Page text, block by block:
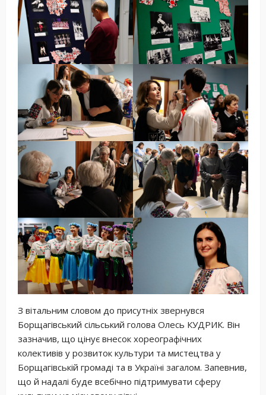
З вітальним словом до присутніх звернувся
Борщагівський сільський голова Олесь КУДРИК. Він
зазначив, що цінує внесок хореографічних
колективів у розвиток культури та мистецтва у
Борщагівській громаді та в Україні загалом. Запевнив,
що й надалі буде всебічно підтримувати сферу